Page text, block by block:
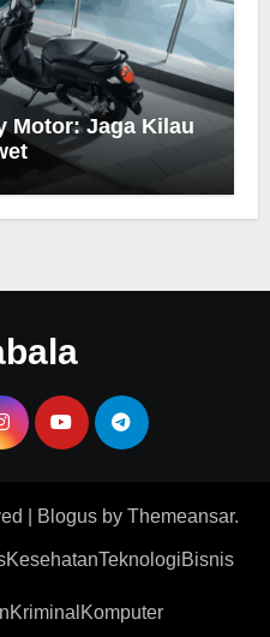
Motor: Jaga Kilau
Blogus by Themeansar.
KesehatanTeknologiBisnis
Kriminal Komputer